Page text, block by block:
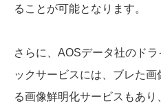
ることが可能となります。
さらに、AOSデータ社のド
ックサービスには、ブレた
る画像鮮明化サービスもあ